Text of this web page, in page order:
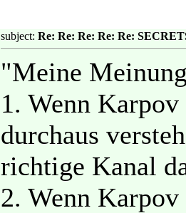
subject: Re: Re: Re: Re: Re:
"Meine
1. Wenn
durchaus
richtige Kanal
2. Wenn